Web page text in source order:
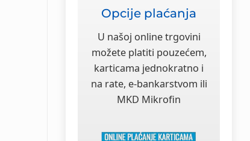
Opcije plaćanja
U našoj online trgovini
možete platiti pouzećem,
karticama jednokratno i
na rate, e-bankarstvom ili
MKD Mikrofin